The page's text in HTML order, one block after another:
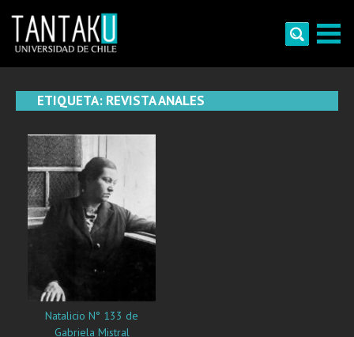
content
ETIQUETA: REVISTA ANALES
Natalicio N° 133 de
Gabriela Mistral